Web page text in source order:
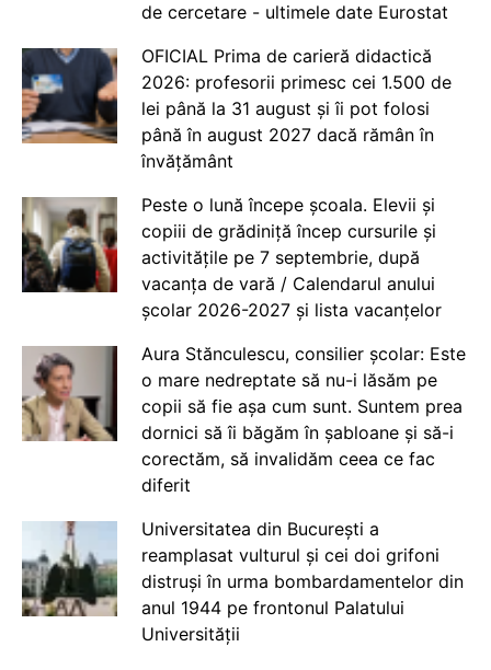
de cercetare - ultimele date Eurostat
OFICIAL Prima de carieră didactică
2026: profesorii primesc cei 1.500 de
lei până la 31 august și îi pot folosi
până în august 2027 dacă rămân în
învățământ
Peste o lună începe școala. Elevii și
copiii de grădiniță încep cursurile și
activitățile pe 7 septembrie, după
vacanța de vară / Calendarul anului
școlar 2026-2027 și lista vacanțelor
Aura Stănculescu, consilier școlar: Este
o mare nedreptate să nu-i lăsăm pe
copii să fie așa cum sunt. Suntem prea
dornici să îi băgăm în șabloane și să-i
corectăm, să invalidăm ceea ce fac
diferit
Universitatea din București a
reamplasat vulturul și cei doi grifoni
distruși în urma bombardamentelor din
anul 1944 pe frontonul Palatului
Universității